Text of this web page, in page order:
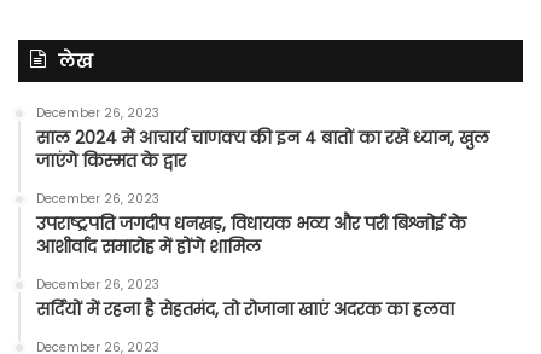
लेख
December 26, 2023
साल 2024 में आचार्य चाणक्य की इन 4 बातों का रखें ध्यान, खुल
जाएंगे किस्मत के द्वार
December 26, 2023
उपराष्ट्रपति जगदीप धनखड़, विधायक भव्य और परी बिश्नोई के
आशीर्वाद समारोह में होंगे शामिल
December 26, 2023
सर्दियों में रहना है सेहतमंद, तो रोजाना खाएं अदरक का हलवा
December 26, 2023